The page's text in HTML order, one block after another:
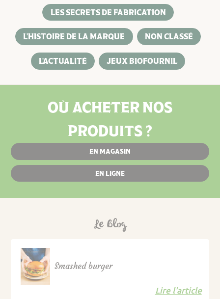
LES SECRETS DE FABRICATION
L'HISTOIRE DE LA MARQUE NON CLASSÉ
L'ACTUALITÉ JEUX BIOFOURNIL
OÙ ACHETER NOS
PRODUITS ?
EN MAGASIN
EN LIGNE
Le Blog
Smashed burger
Lire l'article